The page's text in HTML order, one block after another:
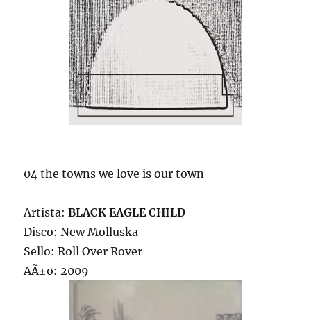
04 the towns we love is our town
Artista:BLACK EAGLE CHILD
Disco: New Molluska
Sello: Roll Over Rover
AÃ±o: 2009